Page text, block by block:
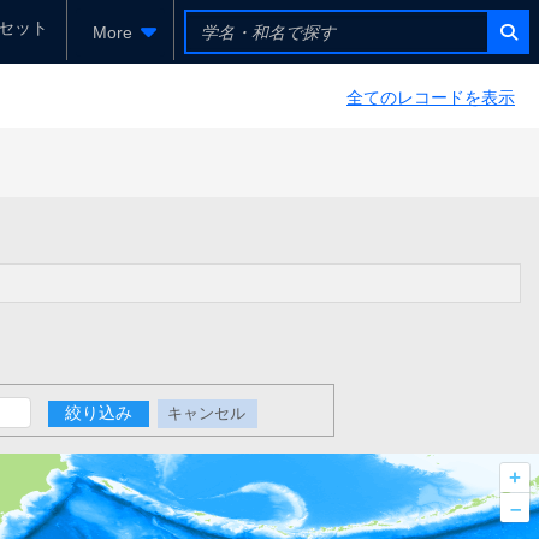
ット More
全てのレコードを表示
絞り込み キャンセル
+
–